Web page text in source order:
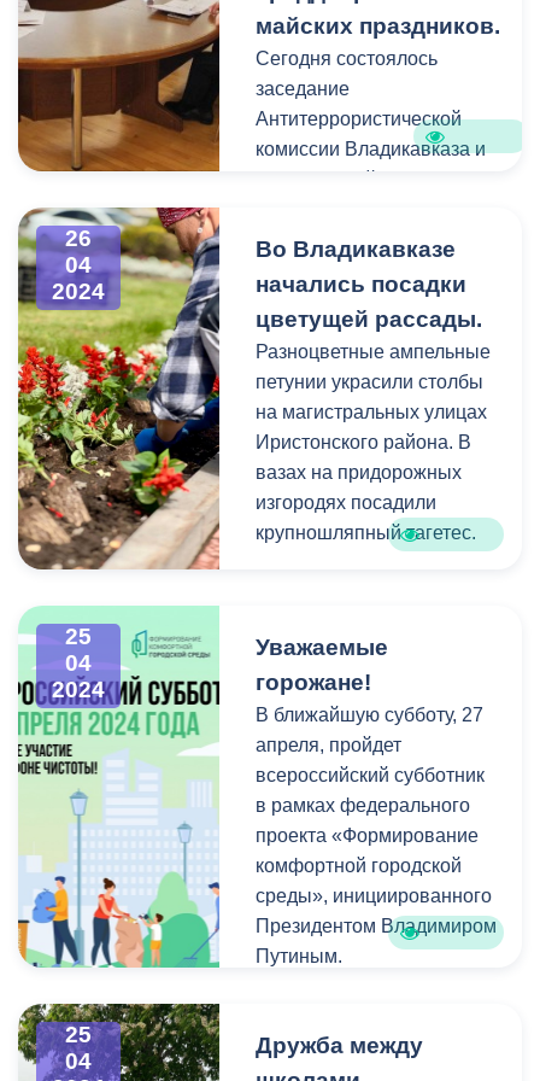
протокол об
административном
нарушении. Все ранее
выданные ПАО «Россети»
предписания будут
выполнены.
В санитарной очистке и
благоустройстве
Владикавказа
участвовали сотрудники
администрации города,
республиканских
образовательные
организации, волонтеры и
неравнодушные
горожане.
В акции приняли участие
более 3000 человек. На 16
общественных
территориях города были
покрашены парапеты и
лавочки, побелены
Как отметил первый
заместитель главы АМС г.
Владикавказа Зураб
Дзоблаев, особенно
приятно, что в акции
активное участие
принимает молодежь.
Субботники – это не
только возможность
благоустроить наш город,
позитивными эмоциями.
майских праздников.
Сегодня состоялось
заседание
Антитеррористической
комиссии Владикавказа и
26
04
2024
Во Владикавказе
начались посадки
цветущей рассады.
Разноцветные ампельные
петунии украсили столбы
на магистральных улицах
Иристонского района. В
вазах на придорожных
изгородях посадили
крупношляпный тагетес.
25
04
2024
Уважаемые
горожане!
В ближайшую субботу, 27
апреля, пройдет
всероссийский субботник
в рамках федерального
проекта «Формирование
комфортной городской
среды», инициированного
Президентом Владимиром
Путиным.
список мест проведения
Всероссийского
25
04
Дружба между